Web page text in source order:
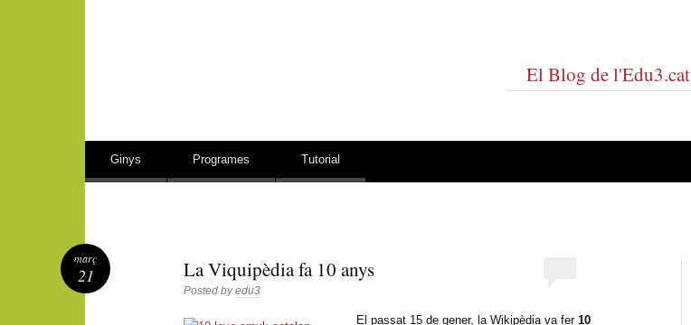
El Blog de l'Edu3.cat
Vés al contingut
Ginys Programes Tutorial
La Viquipèdia fa 10 anys
Posted byedu3
El passat 15 de gener, la Wikipèdia va fer10
març
21